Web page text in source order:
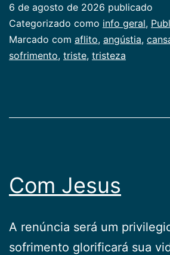
aflito
bem-
aventurado?
6 de agosto de 2026 publicado
Categorizado como info geral,
Marcado com aflito, angústia,
sofrimento, triste, tristeza
Com Jesus
A renúncia será um
sofrimento glorificará sua